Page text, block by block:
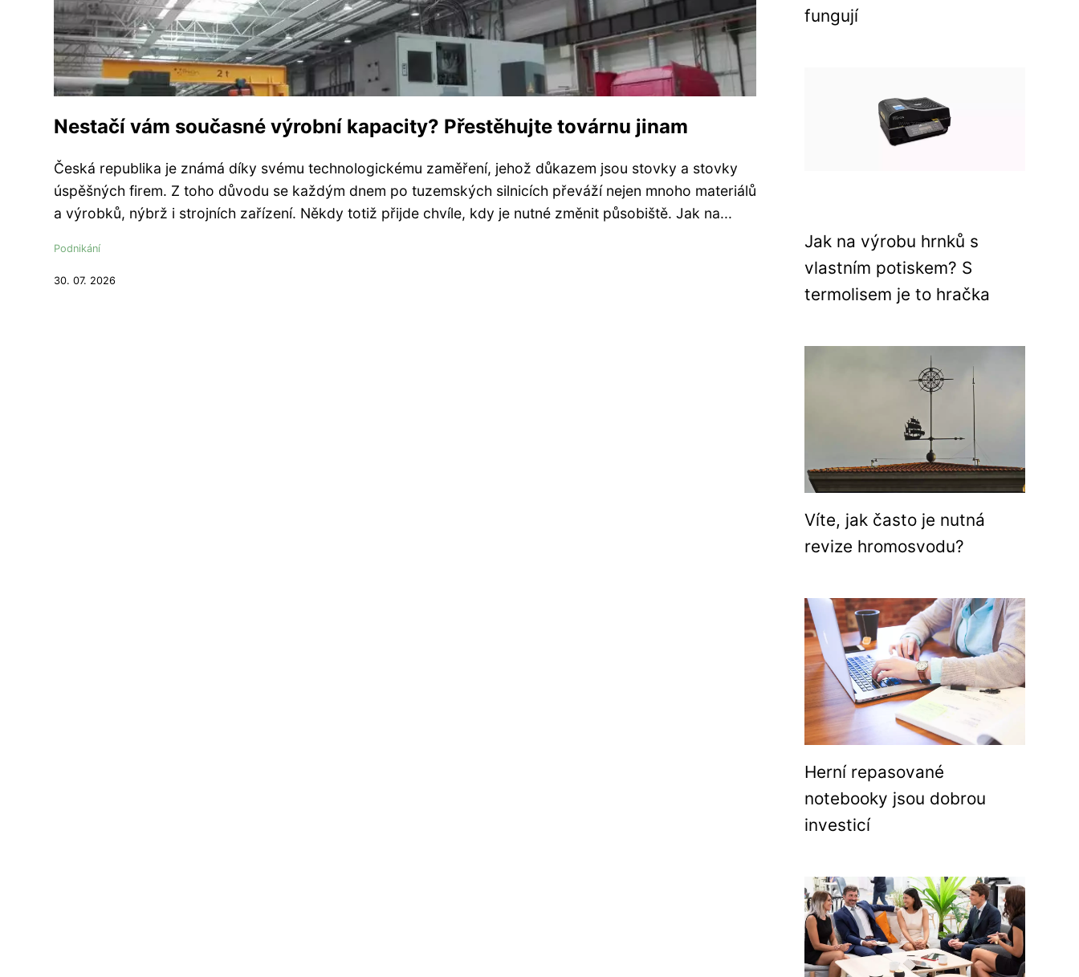
Nestačí vám současné výrobní kapacity? Přestěhujte továrnu jinam
Česká republika je známá díky svému technologickému zaměření, jehož důkazem jsou stovky a stovky
úspěšných firem. Z toho důvodu se každým dnem po tuzemských silnicích převáží nejen mnoho materiálů
a výrobků, nýbrž i strojních zařízení. Někdy totiž přijde chvíle, kdy je nutné změnit působiště. Jak na...
Podnikání
30. 07. 2026
fungují
Jak na výrobu hrnků s
vlastním potiskem? S
termolisem je to hračka
Víte, jak často je nutná
revize hromosvodu?
Herní repasované
notebooky jsou dobrou
investicí